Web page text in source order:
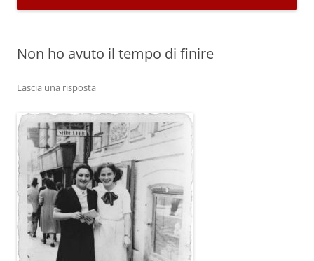
Non ho avuto il tempo di finire
Lascia una risposta